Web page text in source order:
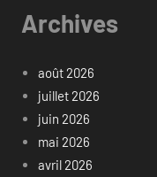
Archives
août 2026
juillet 2026
juin 2026
mai 2026
avril 2026